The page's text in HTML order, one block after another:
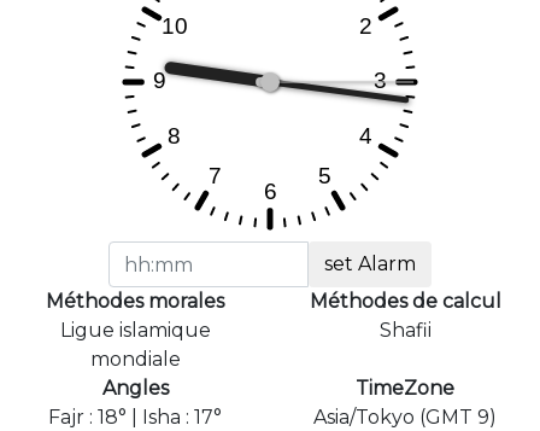
set Alarm
Méthodes morales
Ligue islamique
mondiale
Méthodes de calcul
Shafii
Angles
Fajr : 18° | Isha : 17°
TimeZone
Asia/Tokyo (GMT 9)